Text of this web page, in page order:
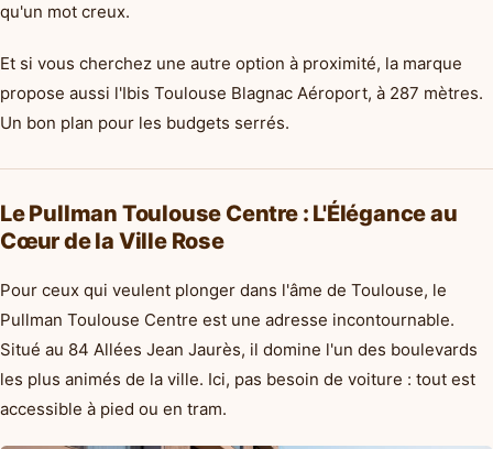
qu'un mot creux.
Et si vous cherchez une autre option à proximité, la marque
propose aussi l'Ibis Toulouse Blagnac Aéroport, à 287 mètres.
Un bon plan pour les budgets serrés.
Le Pullman Toulouse Centre : L'Élégance au
Cœur de la Ville Rose
Pour ceux qui veulent plonger dans l'âme de Toulouse, le
Pullman Toulouse Centre est une adresse incontournable.
Situé au 84 Allées Jean Jaurès, il domine l'un des boulevards
les plus animés de la ville. Ici, pas besoin de voiture : tout est
accessible à pied ou en tram.